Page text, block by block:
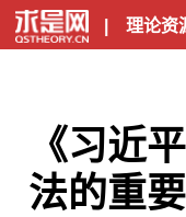
| 理论资
《习近
法的重